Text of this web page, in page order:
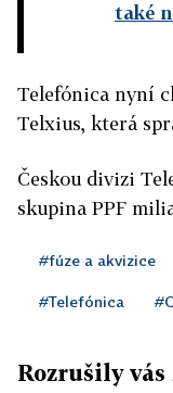
také
Telefónica nyní
Telxius, která
Českou divizi
skupina PPF
#fúze a akvizice
#Telefónica
Rozrušily